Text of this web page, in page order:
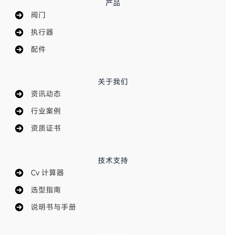
阀门
执行器
资讯动态
行业案例
Cv 计算器
选型指南